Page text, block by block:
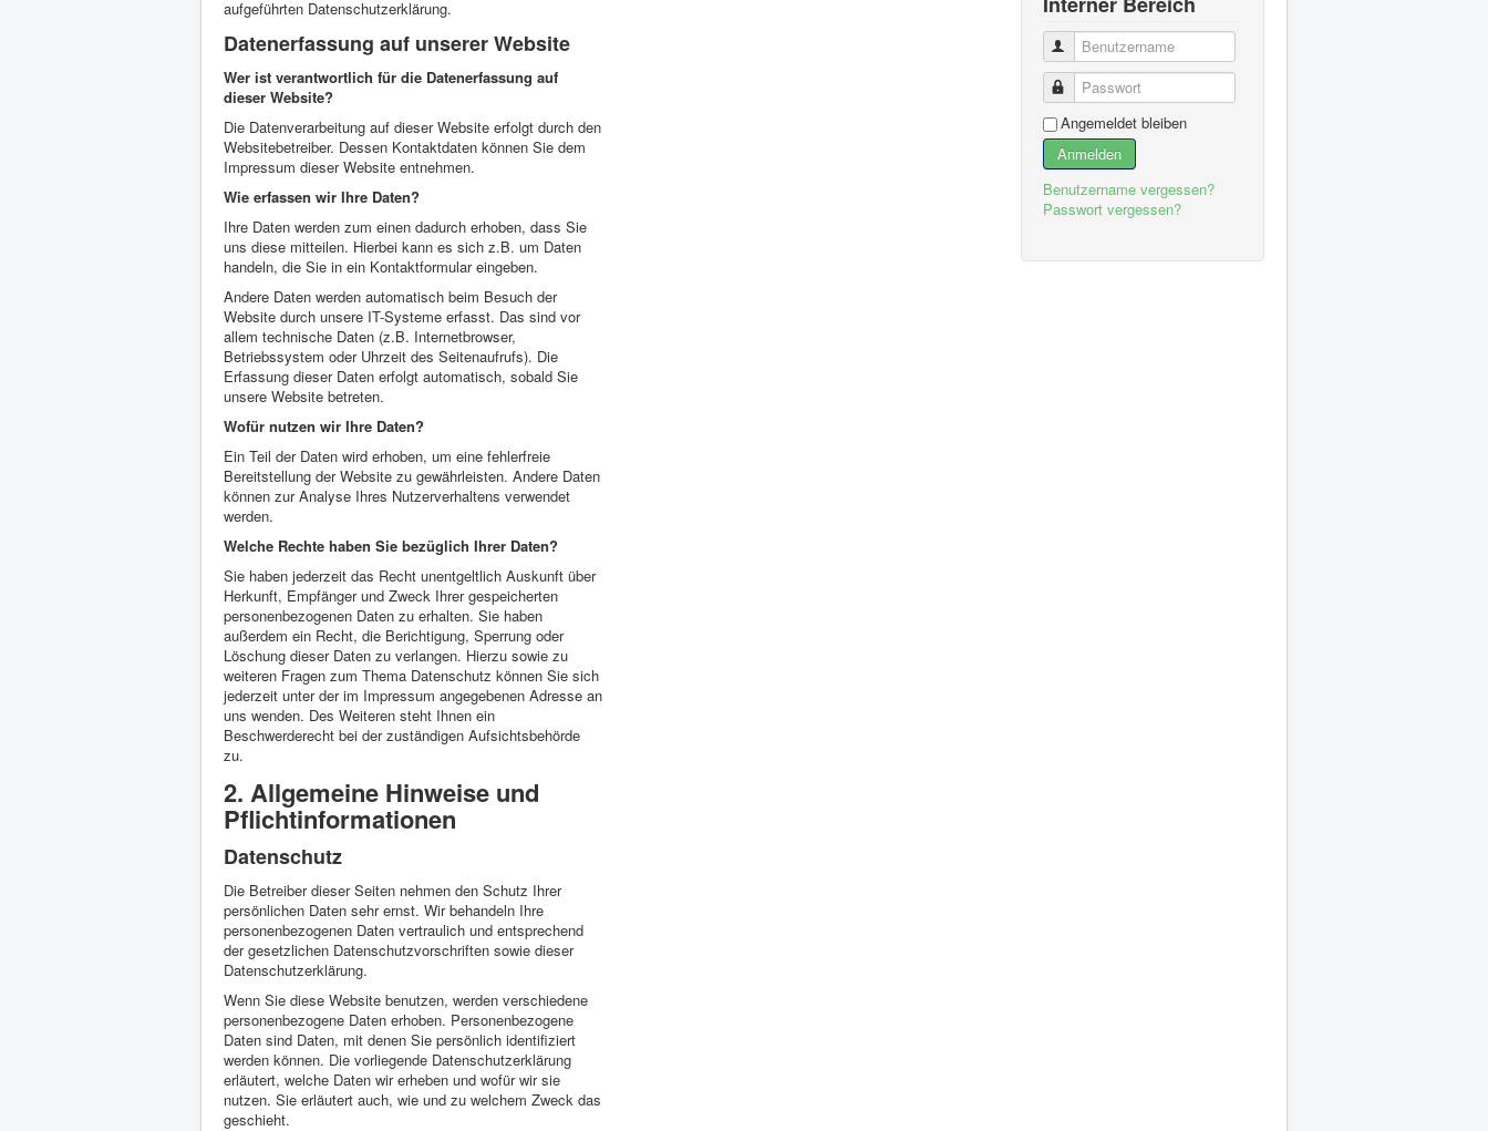
aufgeführten Datenschutzerklärung.
Datenerfassung auf unserer Website
Wer ist verantwortlich für die Datenerfassung auf
dieser Website?
Die Datenverarbeitung auf dieser Website erfolgt durch den
Websitebetreiber. Dessen Kontaktdaten können Sie dem
Impressum dieser Website entnehmen.
Wie erfassen wir Ihre Daten?
Ihre Daten werden zum einen dadurch erhoben, dass Sie
uns diese mitteilen. Hierbei kann es sich z.B. um Daten
handeln, die Sie in ein Kontaktformular eingeben.
Andere Daten werden automatisch beim Besuch der
Website durch unsere IT-Systeme erfasst. Das sind vor
allem technische Daten (z.B. Internetbrowser,
Betriebssystem oder Uhrzeit des Seitenaufrufs). Die
Erfassung dieser Daten erfolgt automatisch, sobald Sie
unsere Website betreten.
Wofür nutzen wir Ihre Daten?
Ein Teil der Daten wird erhoben, um eine fehlerfreie
Bereitstellung der Website zu gewährleisten. Andere Daten
können zur Analyse Ihres Nutzerverhaltens verwendet
werden.
Welche Rechte haben Sie bezüglich Ihrer Daten?
Sie haben jederzeit das Recht unentgeltlich Auskunft über
Herkunft, Empfänger und Zweck Ihrer gespeicherten
personenbezogenen Daten zu erhalten. Sie haben
außerdem ein Recht, die Berichtigung, Sperrung oder
Löschung dieser Daten zu verlangen. Hierzu sowie zu
weiteren Fragen zum Thema Datenschutz können Sie sich
jederzeit unter der im Impressum angegebenen Adresse an
uns wenden. Des Weiteren steht Ihnen ein
Beschwerderecht bei der zuständigen Aufsichtsbehörde
zu.
2. Allgemeine Hinweise und
Pflichtinformationen
Datenschutz
Die Betreiber dieser Seiten nehmen den Schutz Ihrer
persönlichen Daten sehr ernst. Wir behandeln Ihre
personenbezogenen Daten vertraulich und entsprechend
der gesetzlichen Datenschutzvorschriften sowie dieser
Datenschutzerklärung.
Wenn Sie diese Website benutzen, werden verschiedene
personenbezogene Daten erhoben. Personenbezogene
Daten sind Daten, mit denen Sie persönlich identifiziert
werden können. Die vorliegende Datenschutzerklärung
erläutert, welche Daten wir erheben und wofür wir sie
nutzen. Sie erläutert auch, wie und zu welchem Zweck das
geschieht.
Benutzername
Passwort
Angemeldet bleiben
Anmelden
Benutzername vergessen?
Passwort vergessen?